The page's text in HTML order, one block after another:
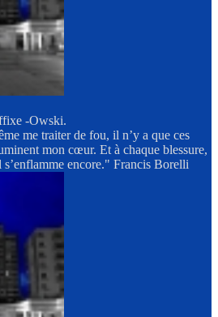
-Owski.
me traiter de fou, il n’y a que ces
mon cœur. Et à chaque blessure,
encore." Francis Borelli